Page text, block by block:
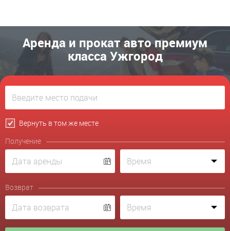
Аренда и прокат авто премиум
класса Ужгород
Вернуть в том же месте
Получение
Возврат